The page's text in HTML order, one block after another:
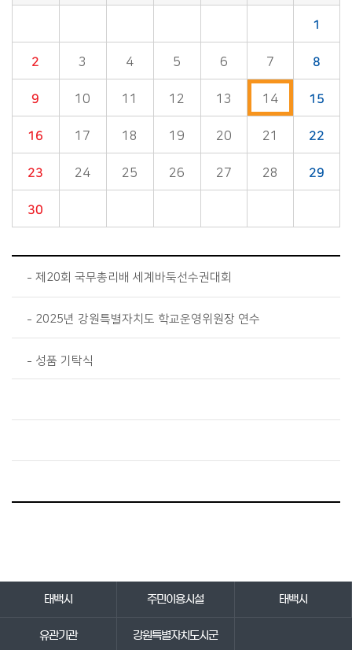
시정소식>시정 캘린더 게시판의 (2025년 11월) 달력형태로 일정명, 일정내용을 제공합니다.
1
2 3 4 5 6 7 8
9 10 11 12 13 14 15
16 17 18 19 20 21 22
23 24 25 26 27 28 29
30
제20회 국무총리배 세계바둑선수권대회
2025년 강원특별자치도 학교운영위원장 연수
성품 기탁식
태백시 주민이용시설 태백시
유관기관 강원특별자치도시군